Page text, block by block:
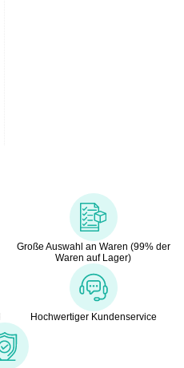
Große Auswahl an Waren (99% der
Waren auf Lager)
Hochwertiger Kundenservice